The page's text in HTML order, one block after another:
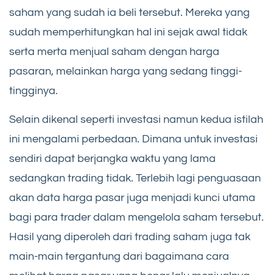
saham yang sudah ia beli tersebut. Mereka yang
sudah memperhitungkan hal ini sejak awal tidak
serta merta menjual saham dengan harga
pasaran, melainkan harga yang sedang tinggi-
tingginya.
Selain dikenal seperti investasi namun kedua istilah
ini mengalami perbedaan. Dimana untuk investasi
sendiri dapat berjangka waktu yang lama
sedangkan trading tidak. Terlebih lagi penguasaan
akan data harga pasar juga menjadi kunci utama
bagi para trader dalam mengelola saham tersebut.
Hasil yang diperoleh dari trading saham juga tak
main-main tergantung dari bagaimana cara